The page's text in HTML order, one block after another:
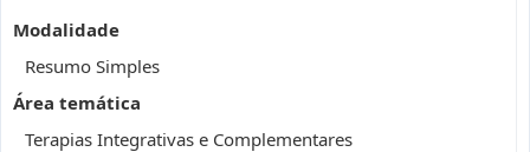
Modalidade
Resumo Simples
Área temática
Terapias Integrativas e Complementares